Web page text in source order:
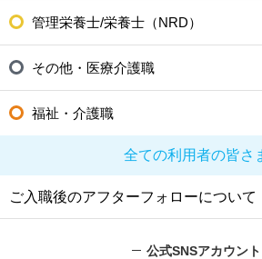
管理栄養士/栄養士（NRD）
その他・医療介護職
福祉・介護職
全ての利用者の皆さ
ご入職後のアフターフォローについて
公式SNSアカウント